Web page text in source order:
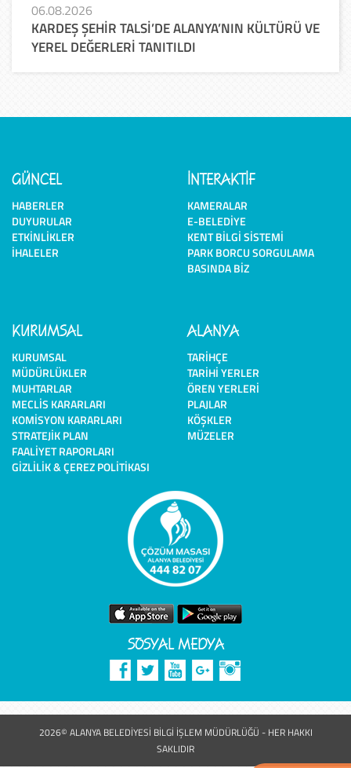
06.08.2026
KARDEŞ ŞEHİR TALSİ’DE ALANYA’NIN KÜLTÜRÜ VE
YEREL DEĞERLERİ TANITILDI
GÜNCEL
HABERLER
DUYURULAR
ETKINLIKLER
İHALELER
İNTERAKTİF
KAMERALAR
E-BELEDIYE
KENT BILGI SISTEMI
PARK BORCU SORGULAMA
BASINDA BIZ
KURUMSAL
KURUMSAL
MÜDÜRLÜKLER
MUHTARLAR
MECLIS KARARLARI
KOMISYON KARARLARI
STRATEJIK PLAN
FAALIYET RAPORLARI
GIZLILIK & ÇEREZ POLITIKASI
ALANYA
TARIHÇE
TARIHI YERLER
ÖREN YERLERI
PLAJLAR
KÖŞKLER
MÜZELER
SOSYAL MEDYA
2026© ALANYA BELEDİYESİ BİLGİ İŞLEM MÜDÜRLÜĞÜ - HER HAKKI
SAKLIDIR